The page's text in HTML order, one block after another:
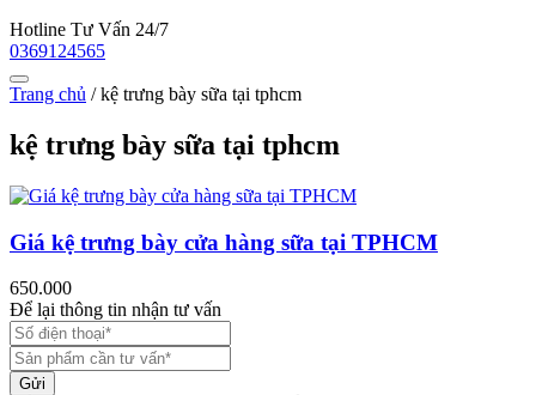
Hotline Tư Vấn 24/7
0369124565
Trang chủ /kệ trưng bày sữa tại tphcm
kệ trưng bày sữa tại tphcm
Giá kệ trưng bày cửa hàng sữa tại TPHCM
650.000
Để lại thông tin nhận tư vấn
Gửi